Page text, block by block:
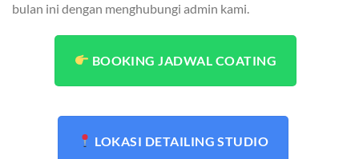
bulan ini dengan menghubungi admin kami.
BOOKING JADWAL COATING
LOKASI DETAILING STUDIO